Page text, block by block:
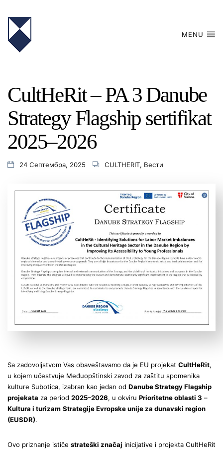
MENU
CultHeRit – PA 3 Danube
Strategy Flagship sertifikat
2025–2026
24 Септембра, 2025 CULTHERIT, Вести
Sa zadovoljstvom Vas obaveštavamo da je EU projekat CultHeRit,
u kojem učestvuje Međuopštinski zavod za zaštitu spomenika
kulture Subotica, izabran kao jedan od Danube Strategy Flagship
projekata za period 2025–2026, u okviru Prioritetne oblasti 3 –
Kultura i turizam Strategije Evropske unije za dunavski region
(EUSDR).
Ovo priznanje ističe strateški značaj inicijative i projekta CultHeRit